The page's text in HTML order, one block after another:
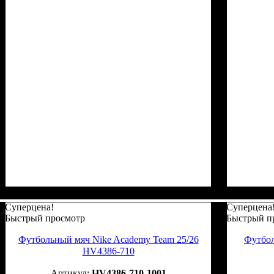
Суперцена!
Быстрый просмотр
Футбольный мяч Nike Academy Team 25/26
HV4386-710
Быстрый